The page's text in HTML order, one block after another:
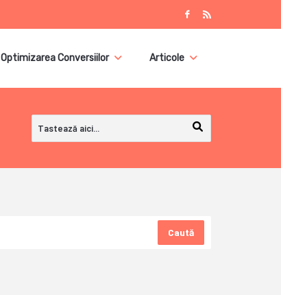
Optimizarea Conversiilor Articole
Caută